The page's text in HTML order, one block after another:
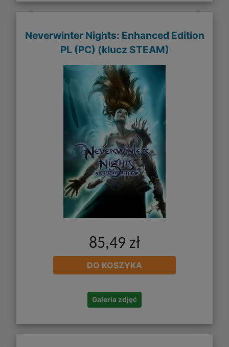
Neverwinter Nights: Enhanced Edition
PL (PC) (klucz STEAM)
85,49 zł
DO KOSZYKA
Galeria zdjęć